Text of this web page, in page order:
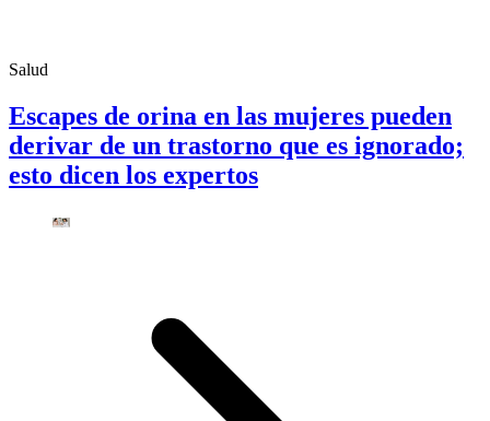
Salud
Escapes de orina en las mujeres pueden
derivar de un trastorno que es ignorado;
esto dicen los expertos